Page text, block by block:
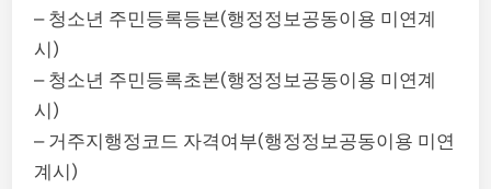
– 청소년 주민등록등본(행정정보공동이용 미연계
시)
– 청소년 주민등록초본(행정정보공동이용 미연계
시)
– 거주지행정코드 자격여부(행정정보공동이용 미연
계시)